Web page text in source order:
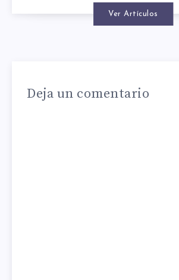
Ver Artículos
Deja un comentario